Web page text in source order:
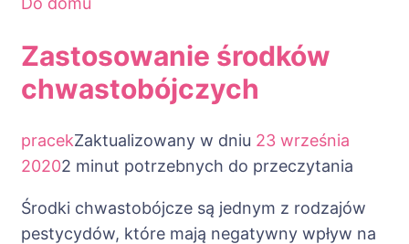
Zastosowanie środków
chwastobójczych
pracekZaktualizowany w dniu 23 września
20202 minut potrzebnych do przeczytania
Środki chwastobójcze są jednym z rodzajów
pestycydów, które mają negatywny wpływ na